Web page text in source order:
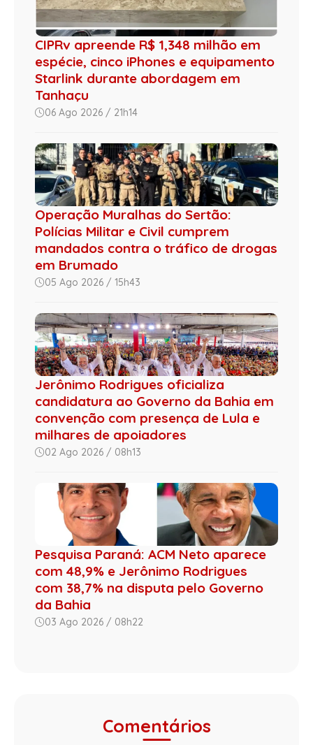
CIPRv apreende R$ 1,348 milhão em
espécie, cinco iPhones e equipamento
Starlink durante abordagem em
Tanhaçu
06 Ago 2026 / 21h14
Operação Muralhas do Sertão:
Polícias Militar e Civil cumprem
mandados contra o tráfico de drogas
em Brumado
05 Ago 2026 / 15h43
Jerônimo Rodrigues oficializa
candidatura ao Governo da Bahia em
convenção com presença de Lula e
milhares de apoiadores
02 Ago 2026 / 08h13
Pesquisa Paraná: ACM Neto aparece
com 48,9% e Jerônimo Rodrigues
com 38,7% na disputa pelo Governo
da Bahia
03 Ago 2026 / 08h22
Comentários